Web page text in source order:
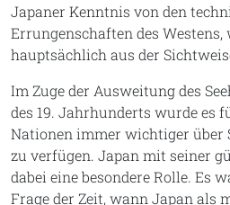
Japaner Kenntnis von den
Errungenschaften des Westens,
hauptsächlich aus der
Im Zuge der Ausweitung des
des 19. Jahrhunderts wurde es
Nationen immer wichtiger über
zu verfügen. Japan mit seiner
dabei eine besondere Rolle. Es
Frage der Zeit, wann Japan als